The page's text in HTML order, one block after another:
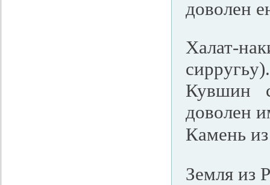
доволен
Халат-
сирругьу).
Кувшин
доволен
Камень
Земля из